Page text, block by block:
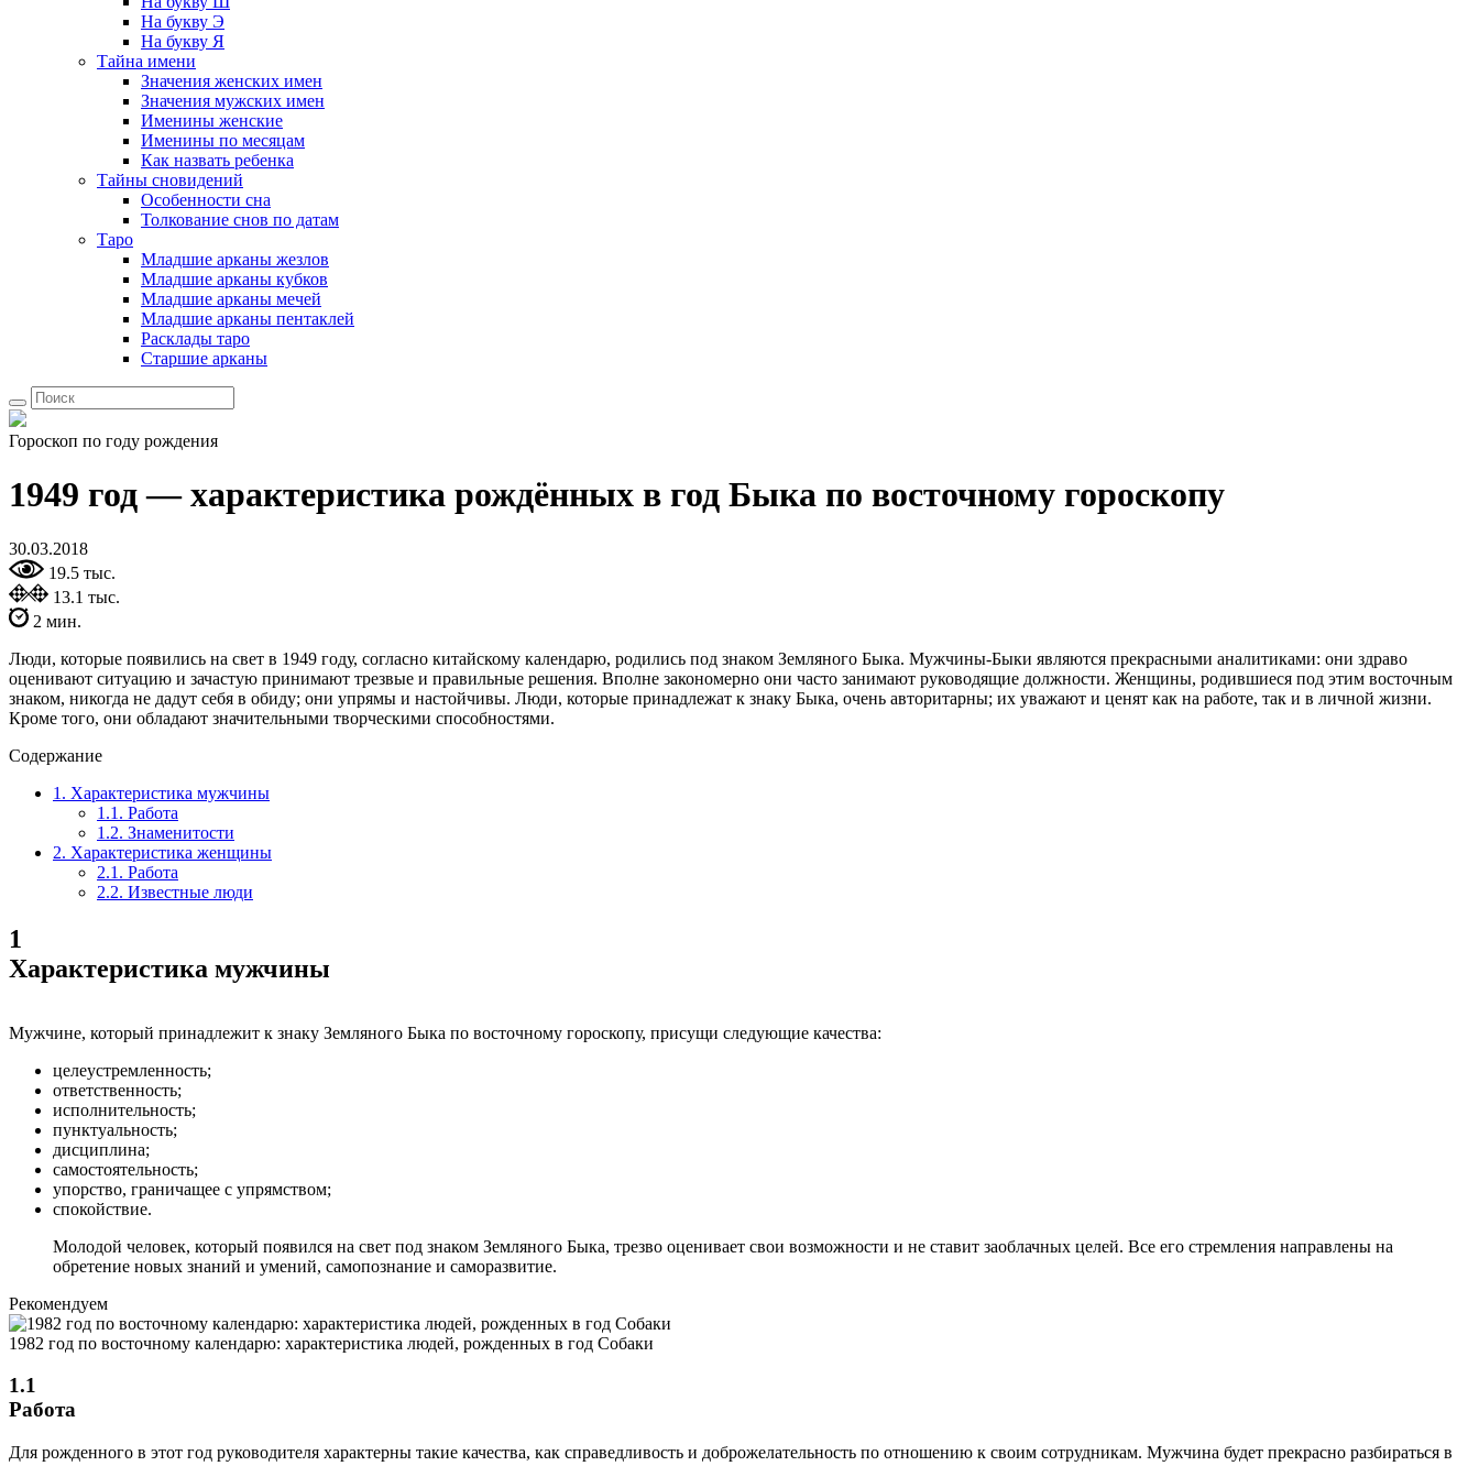
На букву Э
На букву Я
Тайна имени
Значения женских имен
Значения мужских имен
Именины женские
Именины по месяцам
Как назвать ребенка
Тайны сновидений
Особенности сна
Толкование снов по датам
Таро
Младшие арканы жезлов
Младшие арканы кубков
Младшие арканы мечей
Младшие арканы пентаклей
Расклады таро
Старшие арканы
Гороскоп по году рождения
1949 год — характеристика рождённых в год Быка по восточному гороскопу
30.03.2018
19.5 тыс.
13.1 тыс.
2 мин.
Люди, которые появились на свет в 1949 году, согласно китайскому календарю, родились под знаком Земляного Быка. Мужчины-Быки являются прекрасными аналитиками: они здраво
оценивают ситуацию и зачастую принимают трезвые и правильные решения. Вполне закономерно они часто занимают руководящие должности. Женщины, родившиеся под этим восточным
знаком, никогда не дадут себя в обиду; они упрямы и настойчивы. Люди, которые принадлежат к знаку Быка, очень авторитарны; их уважают и ценят как на работе, так и в личной жизни.
Кроме того, они обладают значительными творческими способностями.
Содержание
1. Характеристика мужчины
1.1. Работа
1.2. Знаменитости
2. Характеристика женщины
2.1. Работа
2.2. Известные люди
1
Характеристика мужчины
Мужчине, который принадлежит к знаку Земляного Быка по восточному гороскопу, присущи следующие качества:
целеустремленность;
ответственность;
исполнительность;
пунктуальность;
дисциплина;
самостоятельность;
упорство, граничащее с упрямством;
спокойствие.
Молодой человек, который появился на свет под знаком Земляного Быка, трезво оценивает свои возможности и не ставит заоблачных целей. Все его стремления направлены на
обретение новых знаний и умений, самопознание и саморазвитие.
Рекомендуем
1982 год по восточному календарю: характеристика людей, рожденных в год Собаки
1.1
Работа
Для рожденного в этот год руководителя характерны такие качества, как справедливость и доброжелательность по отношению к своим сотрудникам. Мужчина будет прекрасно разбираться в